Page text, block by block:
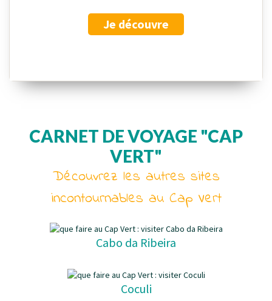
Je découvre
CARNET DE VOYAGE "CAP
VERT"
Découvrez les autres sites
incontournables au Cap Vert
Cabo da Ribeira
Coculi